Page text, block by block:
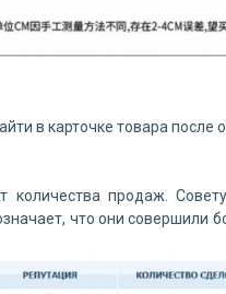
в карточке товара после
количества продаж.
что они совершили